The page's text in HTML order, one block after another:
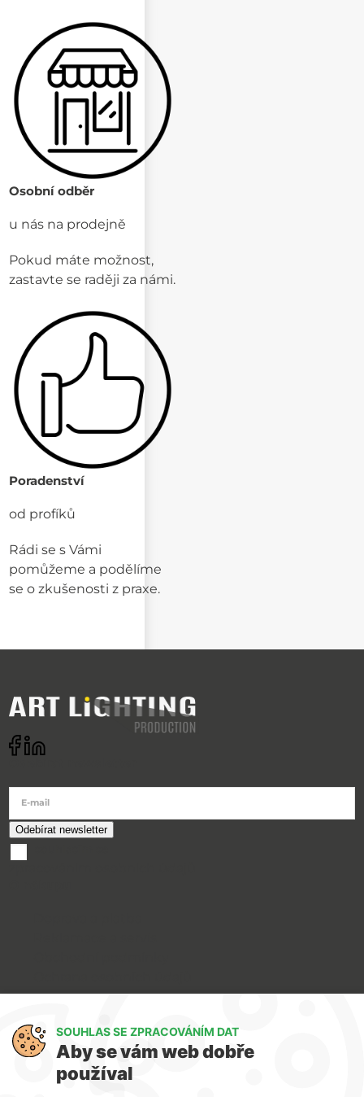
Osobní odběr
u nás na prodejně
Pokud máte možnost,
zastavte se raději za námi.
Poradenství
od profíků
Rádi se s Vámi
pomůžeme a podělíme
se o zkušenosti z praxe.
E-mail
O nás
SOUHLAS SE ZPRACOVÁNÍM DAT
Aby se vám web dobře
používal